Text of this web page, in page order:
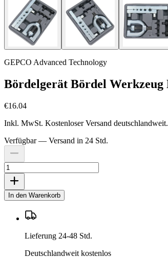
GEPCO Advanced Technology
Bördelgerät Bördel
€16.04
Inkl. MwSt. Kostenloser Versand deutschlandweit.
Verfügbar — Versand in 24 Std.
In den Warenkorb
Lieferung 24-48 Std.
Deutschlandweit kostenlos